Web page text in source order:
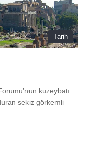
Tarih
kuzeybatı
sekiz görkemli